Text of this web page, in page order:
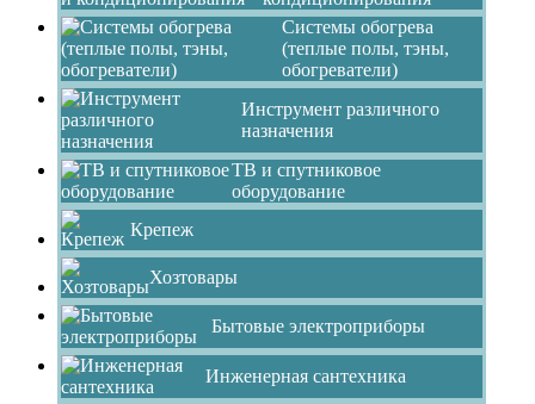
Системы обогрева
(теплые полы, тэны,
обогреватели)
Инструмент различного
назначения
ТВ и спутниковое
оборудование
Крепеж
Хозтовары
Бытовые электроприборы
Инженерная сантехника